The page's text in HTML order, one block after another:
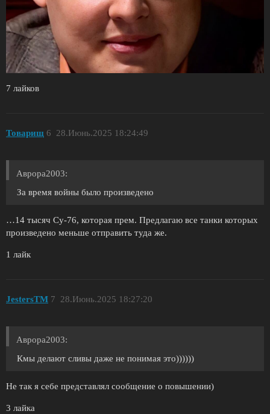
7 лайков
Toварищ 28.Июнь.2025 18:24:49
6
Аврора2003:
За время войны было произведено
…14 тысяч Су-76, которая прем. Предлагаю все танки которых
произведено меньше отправить туда же.
1 лайк
JestersTM 28.Июнь.2025 18:27:20
7
Аврора2003:
Кмы делают сливы даже не понимая это))))))
Не так я себе представлял сообщение о повышении)
3 лайка